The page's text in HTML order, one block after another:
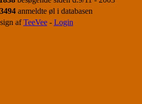
3494 anmeldte øl i databasen
afTeeVee- Login